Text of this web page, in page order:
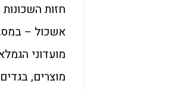
חזות
אשכול –
מועדוני
מוצרים,